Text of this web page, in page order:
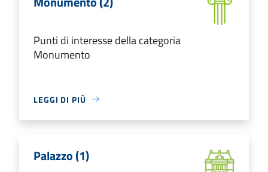
Punti di interesse della categoria
Monumento
LEGGI DI PIÙ
Palazzo (1)